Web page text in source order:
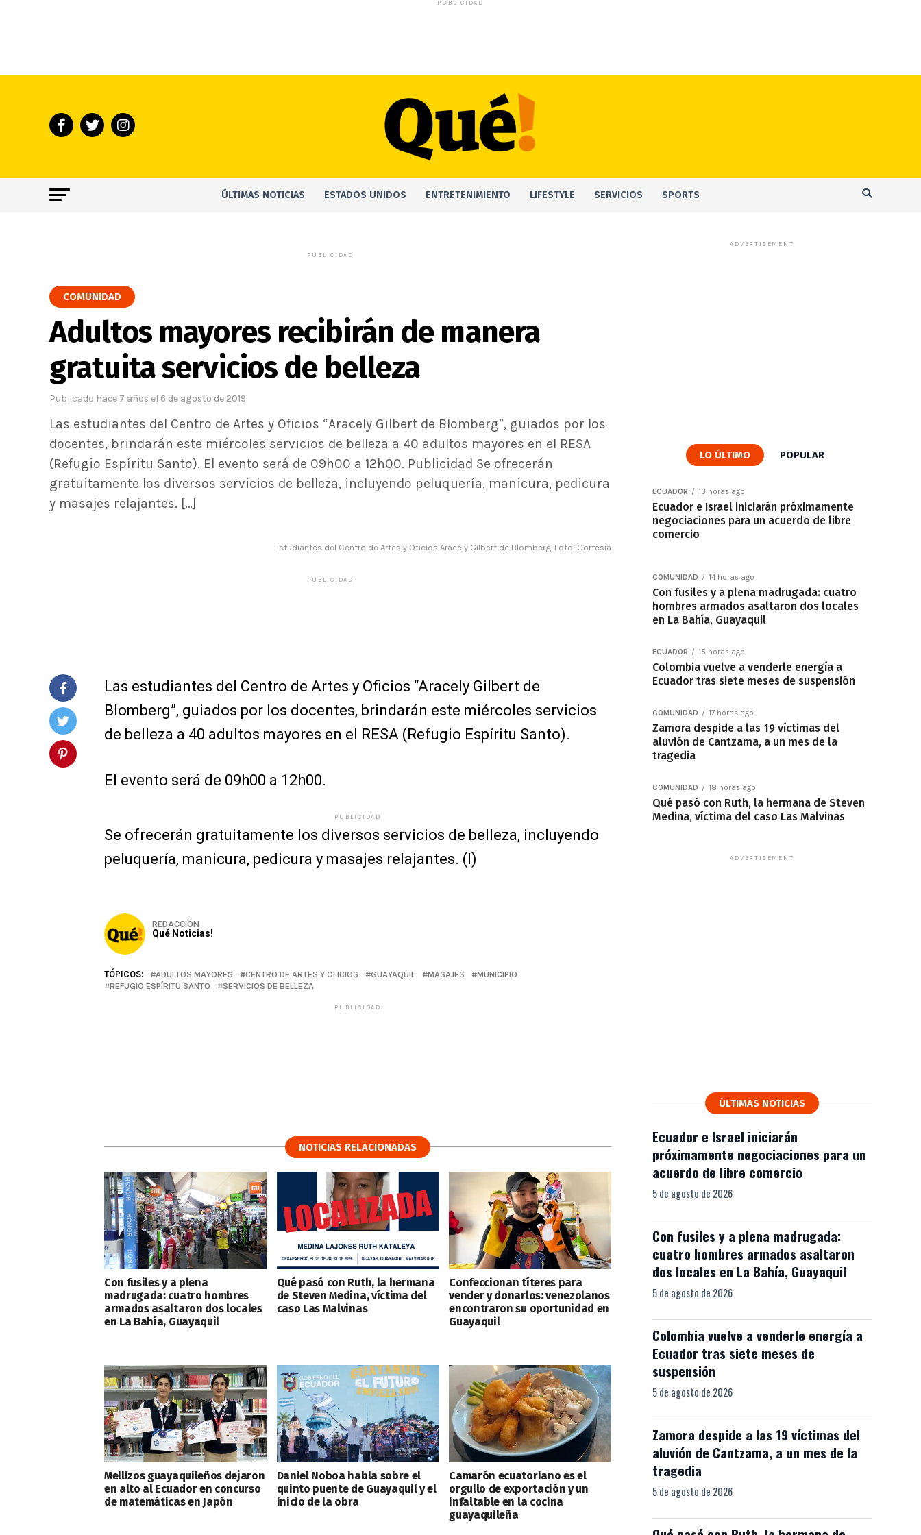
PUBLICIDAD
ÚLTIMAS NOTICIAS ESTADOS UNIDOS ENTRETENIMIENTO LIFESTYLE SERVICIOS SPORTS
PUBLICIDAD
COMUNIDAD
Adultos mayores recibirán de manera
gratuita servicios de belleza
Publicado hace 7 años el 6 de agosto de 2019
Las estudiantes del Centro de Artes y Oficios “Aracely Gilbert de Blomberg”, guiados por los
docentes, brindarán este miércoles servicios de belleza a 40 adultos mayores en el RESA
(Refugio Espíritu Santo). El evento será de 09h00 a 12h00. Publicidad Se ofrecerán
gratuitamente los diversos servicios de belleza, incluyendo peluquería, manicura, pedicura
y masajes relajantes. […]
Estudiantes del Centro de Artes y Oficios Aracely Gilbert de Blomberg. Foto: Cortesía
PUBLICIDAD
Las estudiantes del Centro de Artes y Oficios “Aracely Gilbert de
Blomberg”, guiados por los docentes, brindarán este miércoles servicios
de belleza a 40 adultos mayores en el RESA (Refugio Espíritu Santo).
El evento será de 09h00 a 12h00.
PUBLICIDAD
Se ofrecerán gratuitamente los diversos servicios de belleza, incluyendo
peluquería, manicura, pedicura y masajes relajantes. (I)
REDACCIÓN
Qué Noticias!
TÓPICOS: ADULTOS MAYORES CENTRO DE ARTES Y OFICIOS GUAYAQUIL MASAJES
MUNICIPIO
REFUGIO ESPÍRITU SANTO
SERVICIOS DE BELLEZA
PUBLICIDAD
NOTICIAS RELACIONADAS
Con fusiles y a plena
madrugada: cuatro hombres
armados asaltaron dos locales
en La Bahía, Guayaquil
Qué pasó con Ruth, la hermana
de Steven Medina, víctima del
caso Las Malvinas
Confeccionan títeres para
vender y donarlos: venezolanos
encontraron su oportunidad en
Guayaquil
Mellizos guayaquileños dejaron
en alto al Ecuador en concurso
de matemáticas en Japón
Daniel Noboa habla sobre el
quinto puente de Guayaquil y el
inicio de la obra
Camarón ecuatoriano es el
orgullo de exportación y un
infaltable en la cocina
guayaquileña
ADVERTISEMENT
LO ÚLTIMO POPULAR
ECUADOR 13 horas ago
Ecuador e Israel iniciarán próximamente
negociaciones para un acuerdo de libre
comercio
COMUNIDAD 14 horas ago
Con fusiles y a plena madrugada: cuatro
hombres armados asaltaron dos locales
en La Bahía, Guayaquil
ECUADOR 15 horas ago
Colombia vuelve a venderle energía a
Ecuador tras siete meses de suspensión
COMUNIDAD 17 horas ago
Zamora despide a las 19 víctimas del
aluvión de Cantzama, a un mes de la
tragedia
COMUNIDAD 18 horas ago
Qué pasó con Ruth, la hermana de Steven
Medina, víctima del caso Las Malvinas
ADVERTISEMENT
ÚLTIMAS NOTICIAS
Ecuador e Israel iniciarán
próximamente negociaciones para un
acuerdo de libre comercio
5 de agosto de 2026
Con fusiles y a plena madrugada:
cuatro hombres armados asaltaron
dos locales en La Bahía, Guayaquil
5 de agosto de 2026
Colombia vuelve a venderle energía a
Ecuador tras siete meses de
suspensión
5 de agosto de 2026
Zamora despide a las 19 víctimas del
aluvión de Cantzama, a un mes de la
tragedia
5 de agosto de 2026